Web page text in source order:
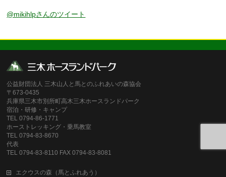
@mikihlpさんのツイート
公益財団法人 三木山人と馬とのふれあいの森協会
〒673-0435
兵庫県三木市別所町高木三木ホースランドパーク
宿泊・研修・キャンプ
TEL 0794-86-1771
ホーストレッキング・乗馬教室
TEL 0794-83-8670
代表
TEL 0794-83-8110 FAX 0794-83-8081
エクウスの森（馬とふれあう）